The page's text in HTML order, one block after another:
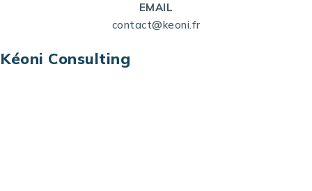
EMAIL
contact@keoni.fr
Kéoni Consulting